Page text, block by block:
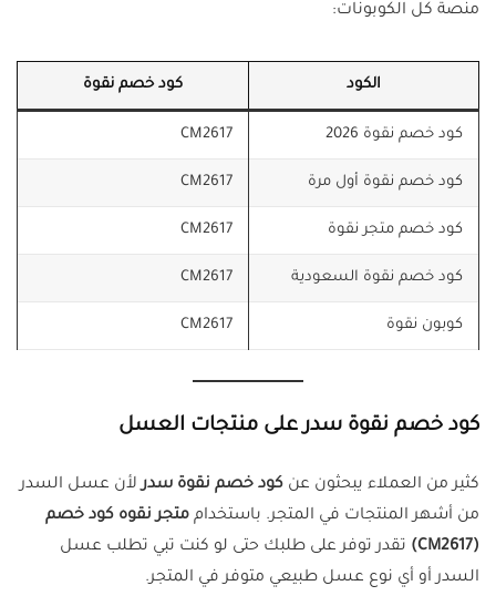
منصة كل الكوبونات:
الكود كود خصم نقوة
كود خصم نقوة 2026 CM2617
كود خصم نقوة أول مرة CM2617
كود خصم متجر نقوة CM2617
كود خصم نقوة السعودية CM2617
كوبون نقوة CM2617
كود خصم نقوة سدر على منتجات العسل
كثير من العملاء يبحثون عن كود خصم نقوة سدرلأن عسل السدر
من أشهر المنتجات في المتجر. باستخدام متجر نقوه كود خصم
(CM2617)
تقدر توفر على طلبك حتى لو كنت تبي تطلب عسل
السدر أو أي نوع عسل طبيعي متوفر في المتجر.